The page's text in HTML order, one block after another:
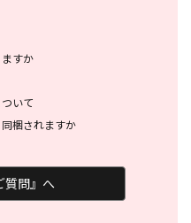
すか
いて
同梱されますか
質問』へ